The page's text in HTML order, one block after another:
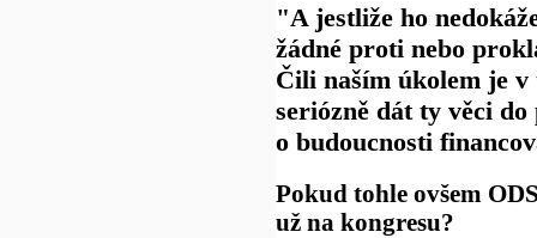
"A jestliže ho
žádné proti nebo
Čili naším úkolem je
seriózně dát ty věci
o budoucnosti
Pokud tohle ovšem
už na kongresu?